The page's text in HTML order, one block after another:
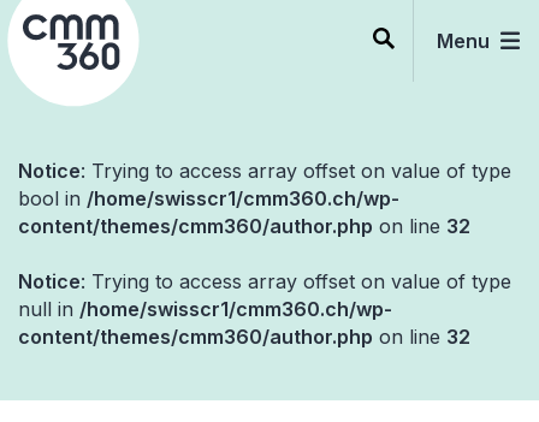
Skip
to
content
Menu
Notice: Trying to access array offset on value of type
bool in /home/swisscr1/cmm360.ch/wp-
content/themes/cmm360/author.php on line 32
Notice: Trying to access array offset on value of type
null in /home/swisscr1/cmm360.ch/wp-
content/themes/cmm360/author.php on line 32